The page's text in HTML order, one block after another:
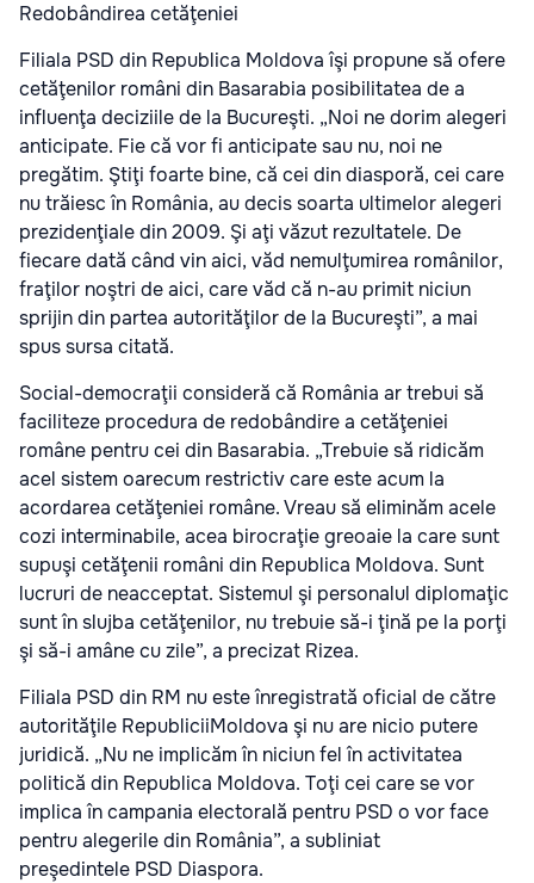
Redobândirea cetăţeniei
Filiala PSD din Republica Moldova îşi propune să ofere
cetăţenilor români din Basarabia posibilitatea de a
influenţa deciziile de la Bucureşti. „Noi ne dorim alegeri
anticipate. Fie că vor fi anticipate sau nu, noi ne
pregătim. Ştiţi foarte bine, că cei din diasporă, cei care
nu trăiesc în România, au decis soarta ultimelor alegeri
prezidenţiale din 2009. Şi aţi văzut rezultatele. De
fiecare dată când vin aici, văd nemulţumirea românilor,
fraţilor noştri de aici, care văd că n-au primit niciun
sprijin din partea autorităţilor de la Bucureşti”, a mai
spus sursa citată.
Social-democraţii consideră că România ar trebui să
faciliteze procedura de redobândire a cetăţeniei
române pentru cei din Basarabia. „Trebuie să ridicăm
acel sistem oarecum restrictiv care este acum la
acordarea cetăţeniei române. Vreau să eliminăm acele
cozi interminabile, acea birocraţie greoaie la care sunt
supuşi cetăţenii români din Republica Moldova. Sunt
lucruri de neacceptat. Sistemul şi personalul diplomaţic
sunt în slujba cetăţenilor, nu trebuie să-i ţină pe la porţi
şi să-i amâne cu zile”, a precizat Rizea.
Filiala PSD din RM nu este înregistrată oficial de către
autorităţile RepubliciiMoldova şi nu are nicio putere
juridică. „Nu ne implicăm în niciun fel în activitatea
politică din Republica Moldova. Toţi cei care se vor
implica în campania electorală pentru PSD o vor face
pentru alegerile din România”, a subliniat
preşedintele PSD Diaspora.